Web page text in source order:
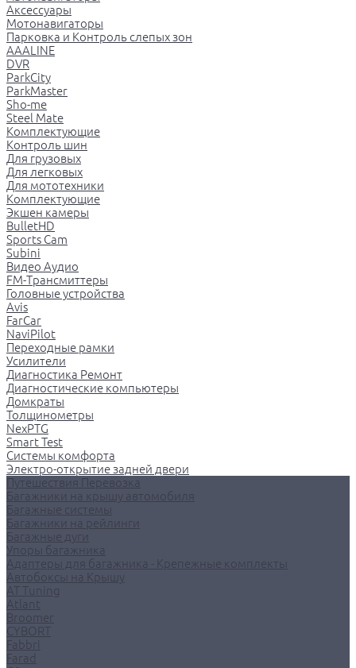
Аксессуары
Мотонавигаторы
Парковка и Контроль слепых зон
AAALINE
DVR
ParkCity
ParkMaster
Sho-me
Steel Mate
Комплектующие
Контроль шин
Для грузовых
Для легковых
Для мототехники
Комплектующие
Экшен камеры
BulletHD
Sports Cam
Subini
Видео Аудио
FM-Трансмиттеры
Головные устройства
Avis
FarCar
NaviPilot
Переходные рамки
Усилители
Диагностика Ремонт
Диагностические компьютеры
Домкраты
Толщинометры
NexPTG
Smart Test
Системы комфорта
Электро-открытие задней двери
Путешествия Перевозка
Багажники на крышу автомобиля
Багажные системы
Багажники на рейлинги
Багажные дуги
Упоры багажника
Адаптеры для багажника - Крепежные комплекты
Автобоксы на Крышу
AT Tuning
Atlant
Broomer
CYBORT
Fabbri
Farad